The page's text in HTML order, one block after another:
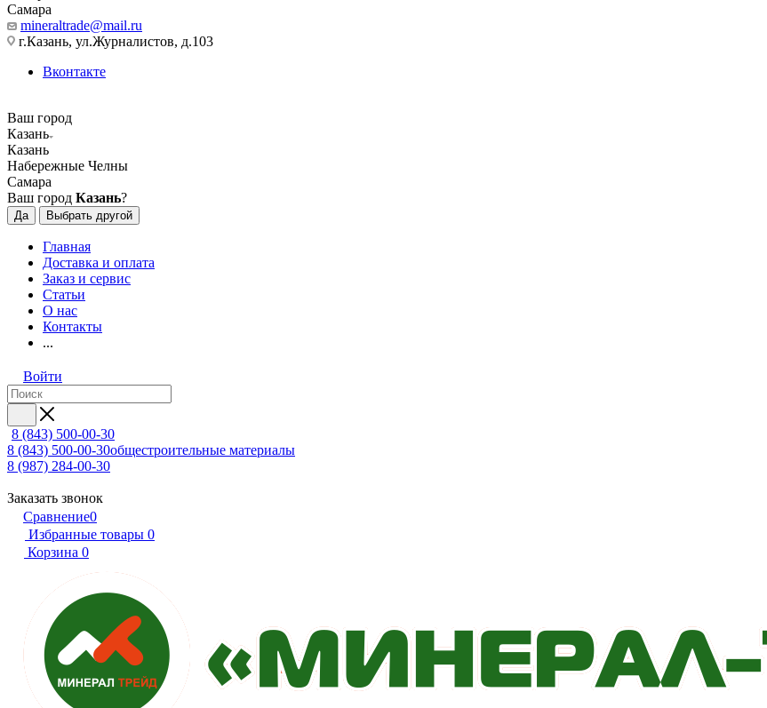
Самара
mineraltrade@mail.ru
г.Казань, ул.Журналистов, д.103
Вконтакте
Ваш город
Казань
Казань
Набережные Челны
Самара
Ваш город Казань?
Да Выбрать другой
Главная
Доставка и оплата
Заказ и сервис
Статьи
О нас
Контакты
...
Войти
8 (843) 500-00-30
8 (843) 500-00-30общестроительные материалы
8 (987) 284-00-30
Заказать звонок
Сравнение0
Избранные товары 0
Корзина 0